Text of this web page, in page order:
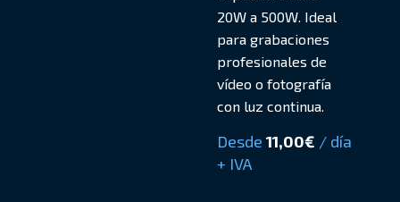
20W a 500W. Ideal
para grabaciones
profesionales de
vídeo o fotografía
con luz continua.
Desde11,00€ / día
+ IVA